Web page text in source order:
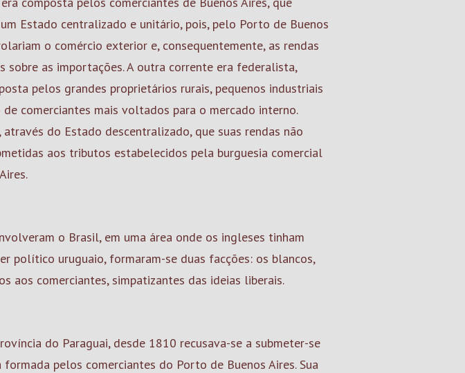
Estado centralizado e unitário, pois, pelo Porto de Buenos
o comércio exterior e, consequentemente, as rendas
sobre as importações. A outra corrente era federalista,
pelos grandes proprietários rurais, pequenos industriais
de comerciantes mais voltados para o mercado interno.
através do Estado descentralizado, que suas rendas não
aos tributos estabelecidos pela burguesia comercial
o Brasil, em uma área onde os ingleses tinham
político uruguaio, formaram-se duas facções: os blancos,
aos comerciantes, simpatizantes das ideias liberais.
do Paraguai, desde 1810 recusava-se a submeter-se
formada pelos comerciantes do Porto de Buenos Aires. Sua